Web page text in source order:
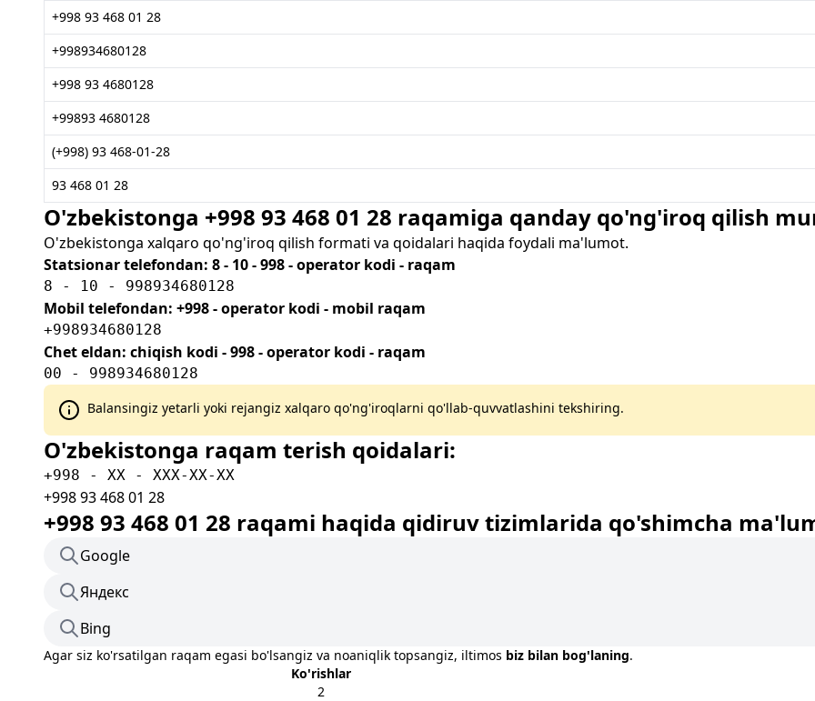
+998 93 468 01 28
+998934680128
+998 93 4680128
+99893 4680128
(+998) 93 468-01-28
93 468 01 28
O'zbekistonga +998 93 468 01 28 raqamiga qanday qo'ng'iroq qilish
O'zbekistonga xalqaro qo'ng'iroq qilish formati va qoidalari haqida foydali ma'lumot.
Statsionar telefondan: 8 - 10 - 998 - operator kodi - raqam
8 - 10 - 998934680128
Mobil telefondan: +998 - operator kodi - mobil raqam
+998934680128
Chet eldan: chiqish kodi - 998 - operator kodi - raqam
00 - 998934680128
Balansingiz yetarli yoki rejangiz xalqaro qo'ng'iroqlarni qo'llab-quvvatlashini tekshiring.
O'zbekistonga raqam terish qoidalari:
+998 - XX - XXX-XX-XX
+998 93 468 01 28
+998 93 468 01 28 raqami haqida qidiruv tizimlarida qo'shimcha
Google
Яндекс
Bing
Agar siz ko'rsatilgan raqam egasi bo'lsangiz va noaniqlik topsangiz, iltimos biz bilan bog'laning.
Ko'rishlar
2